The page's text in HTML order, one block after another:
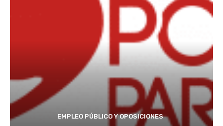
EMPLEO PÚBLICO Y OPOSICIONES